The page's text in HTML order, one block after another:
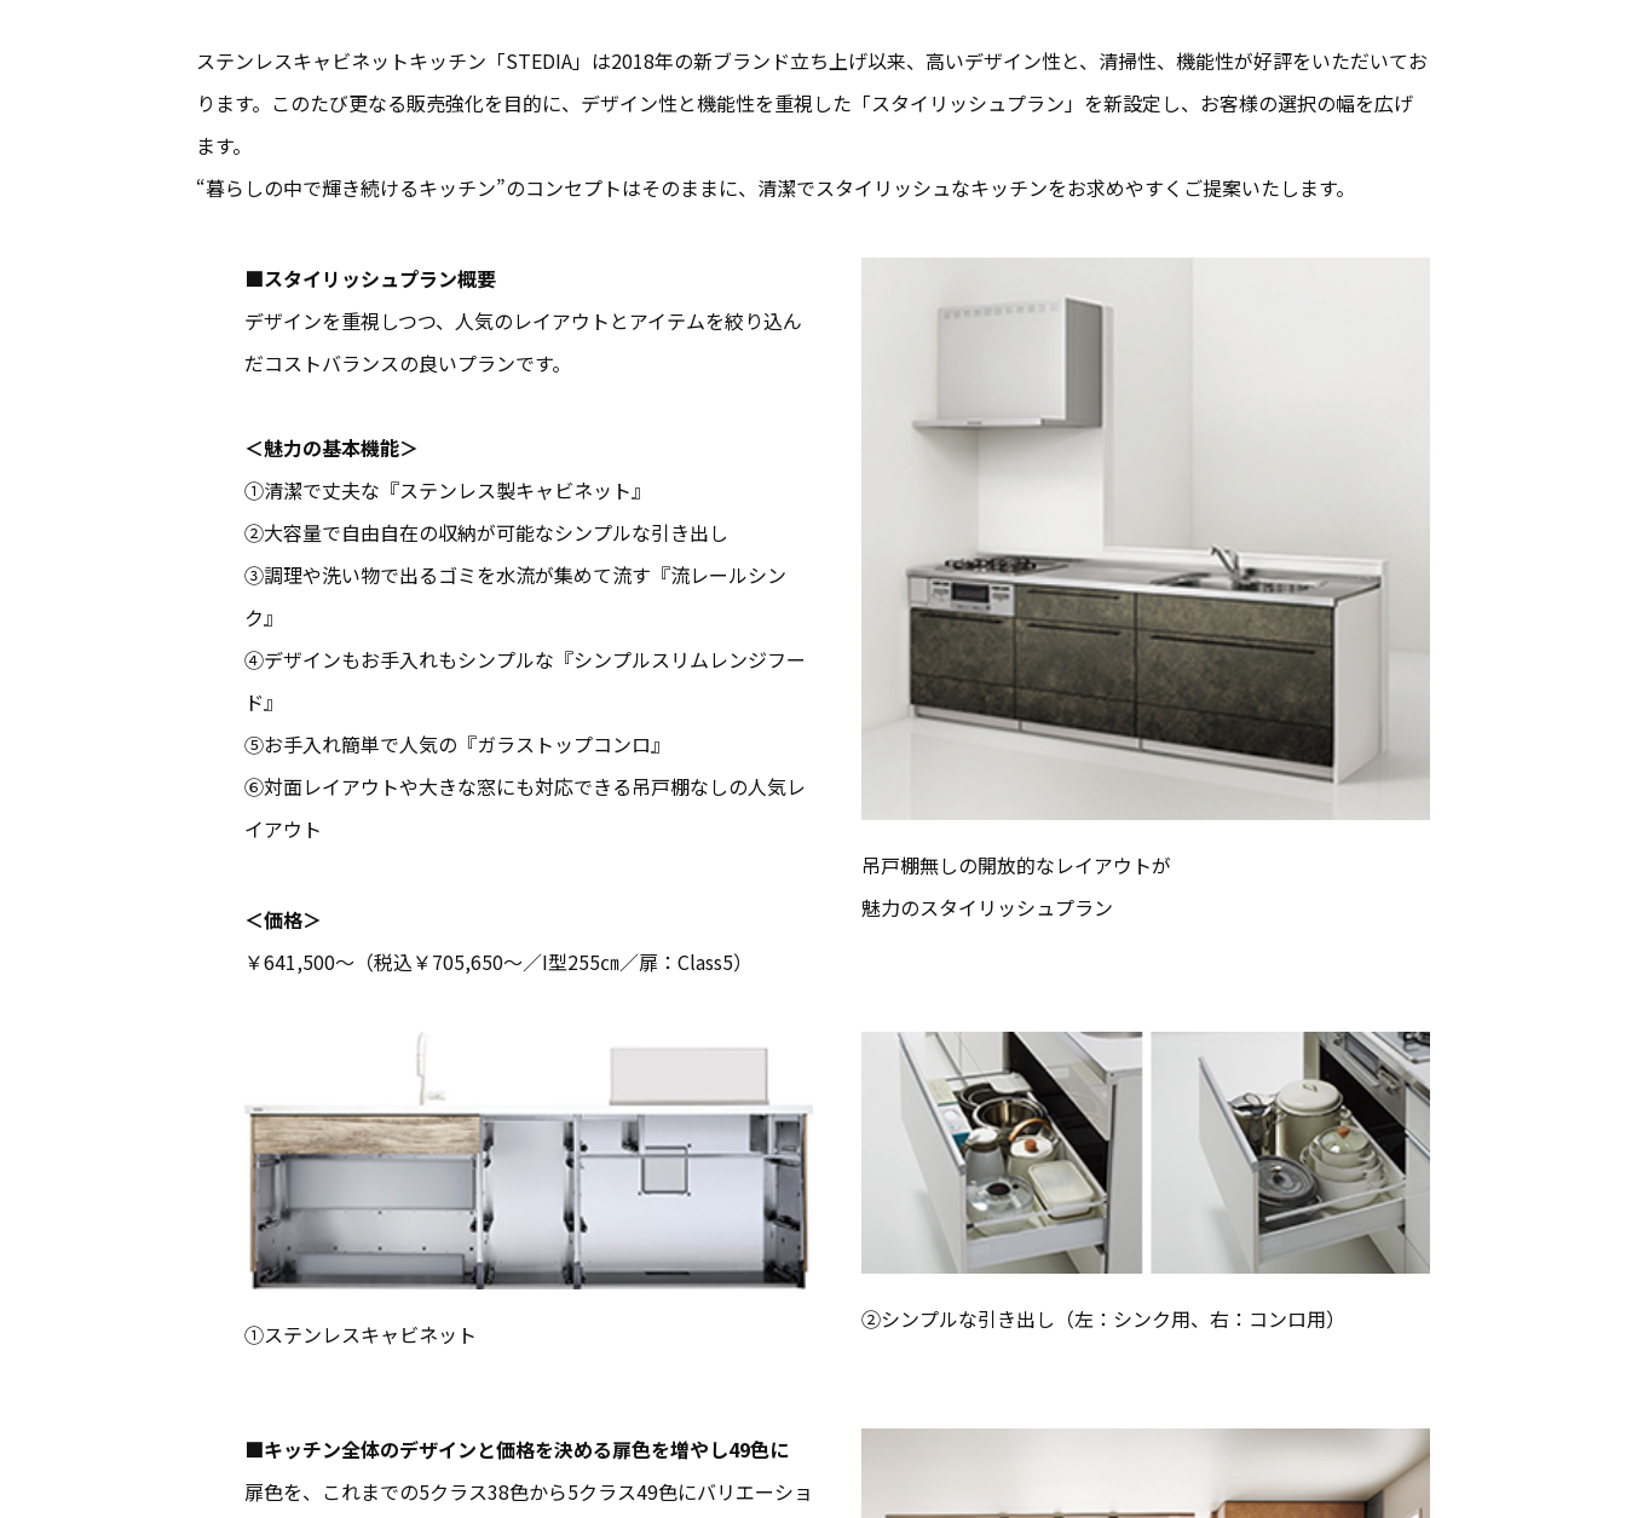
ステンレスキャビネットキッチン「STEDIA」は2018年の新ブランド立ち上げ以来、高いデザイン性と、清掃性、機能性が好評をいただいてお
ります。このたび更なる販売強化を目的に、デザイン性と機能性を重視した「スタイリッシュプラン」を新設定し、お客様の選択の幅を広げ
ます。
“暮らしの中で輝き続けるキッチン”のコンセプトはそのままに、清潔でスタイリッシュなキッチンをお求めやすくご提案いたします。
■スタイリッシュプラン概要
デザインを重視しつつ、人気のレイアウトとアイテムを絞り込ん
だコストバランスの良いプランです。
＜魅力の基本機能＞
①清潔で丈夫な『ステンレス製キャビネット』
②大容量で自由自在の収納が可能なシンプルな引き出し
③調理や洗い物で出るゴミを水流が集めて流す『流レールシン
ク』
④デザインもお手入れもシンプルな『シンプルスリムレンジフー
ド』
⑤お手入れ簡単で人気の『ガラストップコンロ』
⑥対面レイアウトや大きな窓にも対応できる吊戸棚なしの人気レ
イアウト
＜価格＞
￥641,500～（税込￥705,650～／I型255㎝／扉：Class5）
吊戸棚無しの開放的なレイアウトが
魅力のスタイリッシュプラン
①ステンレスキャビネット
②シンプルな引き出し（左：シンク用、右：コンロ用）
■キッチン全体のデザインと価格を決める扉色を増やし49色に
扉色を、これまでの5クラス38色から5クラス49色にバリエーショ